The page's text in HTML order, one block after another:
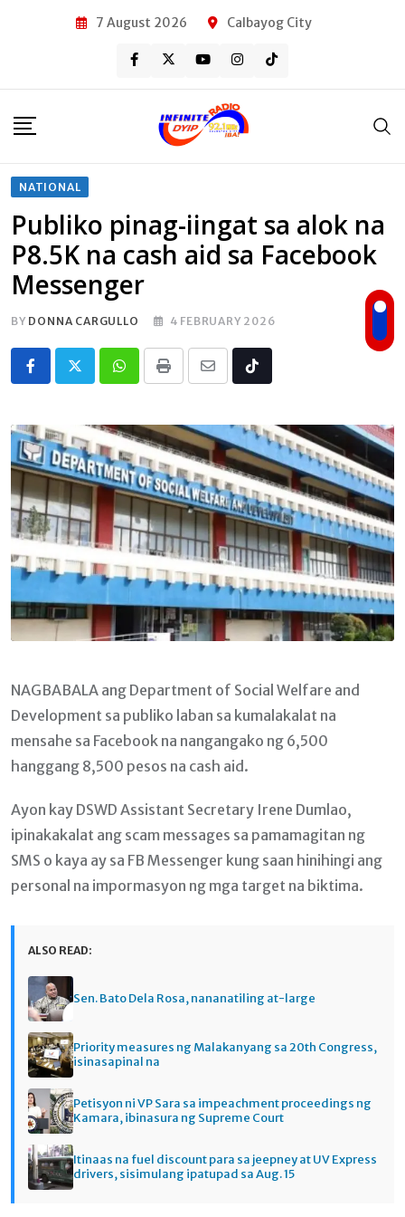
7 August 2026 Calbayog City
NATIONAL
Publiko pinag-iingat sa alok na
P8.5K na cash aid sa Facebook
Messenger
BY DONNA CARGULLO 4 FEBRUARY 2026
Whatsapp
Print
Share
Email
Tiktok
NAGBABALA ang Department of Social Welfare and
Development sa publiko laban sa kumalakalat na
mensahe sa Facebook na nangangako ng 6,500
hanggang 8,500 pesos na cash aid.
Ayon kay DSWD Assistant Secretary Irene Dumlao,
ipinakakalat ang scam messages sa pamamagitan ng
SMS o kaya ay sa FB Messenger kung saan hinihingi ang
personal na impormasyon ng mga target na biktima.
ALSO READ:
Sen. Bato Dela Rosa, nananatiling at-large
Priority measures ng Malakanyang sa 20th Congress,
isinasapinal na
Petisyon ni VP Sara sa impeachment proceedings ng
Kamara, ibinasura ng Supreme Court
Itinaas na fuel discount para sa jeepney at UV Express
drivers, sisimulang ipatupad sa Aug. 15